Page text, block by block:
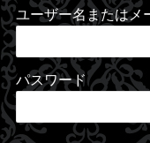
ユーザー名またはメ
パスワード